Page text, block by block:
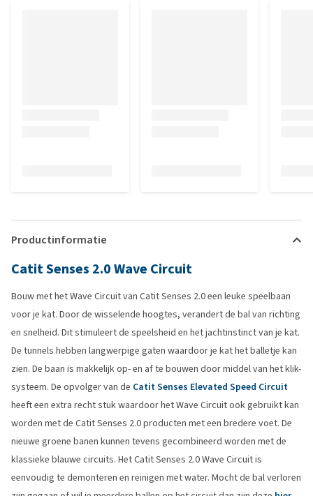
Productinformatie
Catit Senses 2.0 Wave Circuit
Bouw met het Wave Circuit van Catit Senses 2.0 een leuke speelbaan
voor je kat. Door de wisselende hoogtes, verandert de bal van richting
en snelheid. Dit stimuleert de speelsheid en het jachtinstinct van je kat.
De tunnels hebben langwerpige gaten waardoor je kat het balletje kan
zien. De baan is makkelijk op- en af te bouwen door middel van het klik-
systeem. De opvolger van de Catit Senses Elevated Speed Circuit
heeft een extra recht stuk waardoor het Wave Circuit ook gebruikt kan
worden met de Catit Senses 2.0 producten met een bredere voet. De
nieuwe groene banen kunnen tevens gecombineerd worden met de
klassieke blauwe circuits. Het Catit Senses 2.0 Wave Circuit is
eenvoudig te demonteren en reinigen met water. Mocht de bal verloren